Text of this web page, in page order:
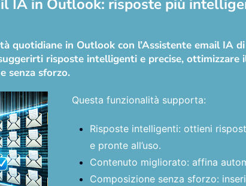
IA in Outlook: risposte più
quotidiane in Outlook con l’Assistente email IA
risposte intelligenti e precise,
senza sforzo.
Questa funzionalità supporta:
Risposte intelligenti: ottieni
e pronte all’uso.
Contenuto migliorato: affina
Composizione senza sforzo: